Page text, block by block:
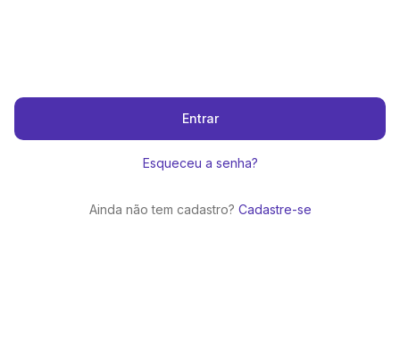
Entrar
Esqueceu a senha?
Ainda não tem cadastro? Cadastre-se